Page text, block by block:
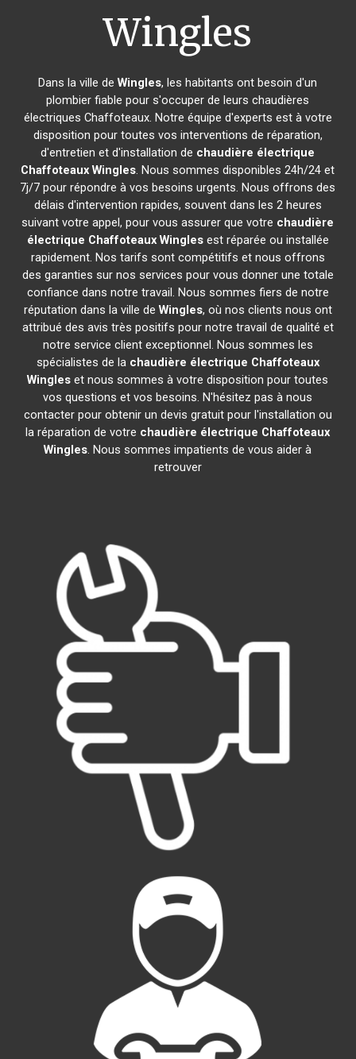
Wingles
Dans la ville deWingles, les habitants ont besoin d'un
plombier fiable pour s'occuper de leurs chaudières
électriques Chaffoteaux. Notre équipe d'experts est à votre
disposition pour toutes vos interventions de réparation,
d'entretien et d'installation de chaudière électrique
Chaffoteaux Wingles. Nous sommes disponibles 24h/24 et
7j/7 pour répondre à vos besoins urgents. Nous offrons des
délais d'intervention rapides, souvent dans les 2 heures
suivant votre appel, pour vous assurer que votre chaudière
électrique Chaffoteaux Winglesest réparée ou installée
rapidement. Nos tarifs sont compétitifs et nous offrons
des garanties sur nos services pour vous donner une totale
confiance dans notre travail. Nous sommes fiers de notre
réputation dans la ville de Wingles, où nos clients nous ont
attribué des avis très positifs pour notre travail de qualité et
notre service client exceptionnel. Nous sommes les
spécialistes de la chaudière électrique Chaffoteaux
Wingles et nous sommes à votre disposition pour toutes
vos questions et vos besoins. N'hésitez pas à nous
contacter pour obtenir un devis gratuit pour l'installation ou
la réparation de votre chaudière électrique Chaffoteaux
Wingles. Nous sommes impatients de vous aider à
retrouver